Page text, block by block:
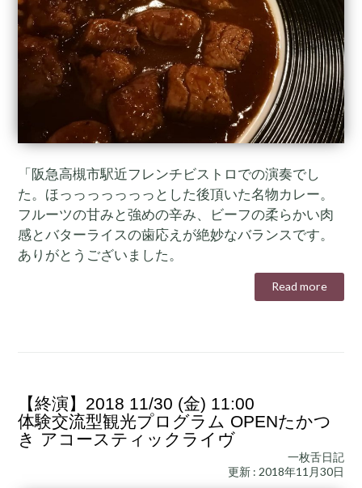
「阪急高槻市駅近フレンチビストロでの演奏でし
た。ほっっっっっっっとした後頂いた名物カレー。
フルーツの甘みと強めの辛み、ビーフの柔らかい肉
感とバターライスの歯応えが絶妙なバランスです。
ありがとうございました。
Read more
【終演】2018 11/30 (金) 11:00
体験交流型観光プログラム OPENたかつ
き アコースティックライヴ
一枚舌日記
更新 : 2018年11月30日